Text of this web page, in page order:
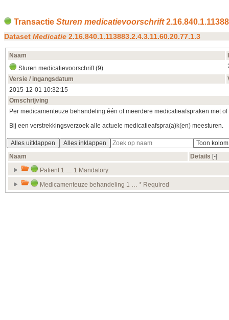
Transactie Sturen medicatievoorschrift
Dataset Medicatie 2.16.840.1.113883.2.4.3.11.60.20.77.1.3
Naam
Sturen medicatievoorschrift (9)
Versie / ingangsdatum
2015‑12‑01 10:32:15
Omschrijving
Per medicamenteuze behandeling één of meerdere medicatieafspraken met
Bij een verstrekkingsverzoek alle actuele medicatieafspra(a)k(en) meesturen.
Alles uitklappen
Alles inklappen
Naam
Details [‑]
Patient 1 … 1 Mandatory
Medicamenteuze behandeling 1 … * Required